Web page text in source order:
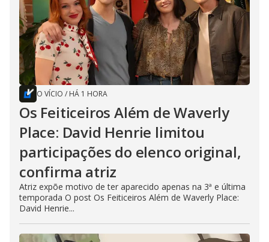
O VÍCIO / HÁ 1 HORA
Os Feiticeiros Além de Waverly
Place: David Henrie limitou
participações do elenco original,
confirma atriz
Atriz expõe motivo de ter aparecido apenas na 3ª e última
temporada O post Os Feiticeiros Além de Waverly Place:
David Henrie...